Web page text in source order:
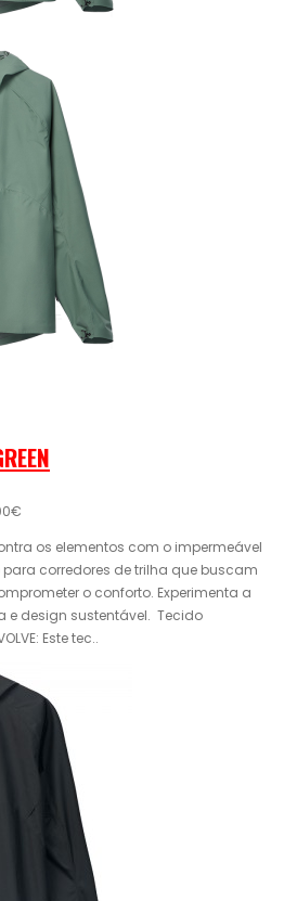
os elementos com o impermeável
para corredores de trilha que buscam
o conforto. Experimenta a
e design sustentável. Tecido
Este tec..